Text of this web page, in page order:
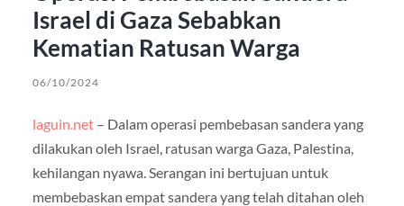
Israel di Gaza Sebabkan
Kematian Ratusan Warga
06/10/2024
laguin.net– Dalam operasi pembebasan sandera yang
dilakukan oleh Israel, ratusan warga Gaza, Palestina,
kehilangan nyawa. Serangan ini bertujuan untuk
membebaskan empat sandera yang telah ditahan oleh